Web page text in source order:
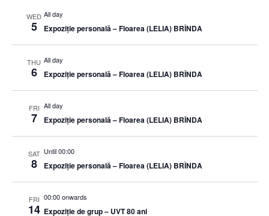
WED
5
All day
Expoziție personală – Floarea (LELIA) BRÎNDA
THU
6
All day
Expoziție personală – Floarea (LELIA) BRÎNDA
FRI
7
All day
Expoziție personală – Floarea (LELIA) BRÎNDA
SAT
8
Until 00:00
Expoziție personală – Floarea (LELIA) BRÎNDA
FRI
14
00:00 onwards
Expoziție de grup – UVT 80 ani